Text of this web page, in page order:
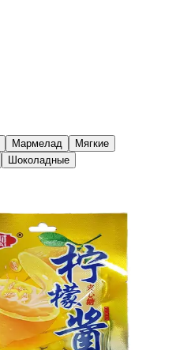
Мармелад
Мягкие
Шоколадные